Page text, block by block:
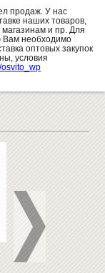
продаж. У нас
наших товаров,
и пр. Для
Вам необходимо
оптовых закупок
условия
osvito_wp
ДОСКА
90Х120